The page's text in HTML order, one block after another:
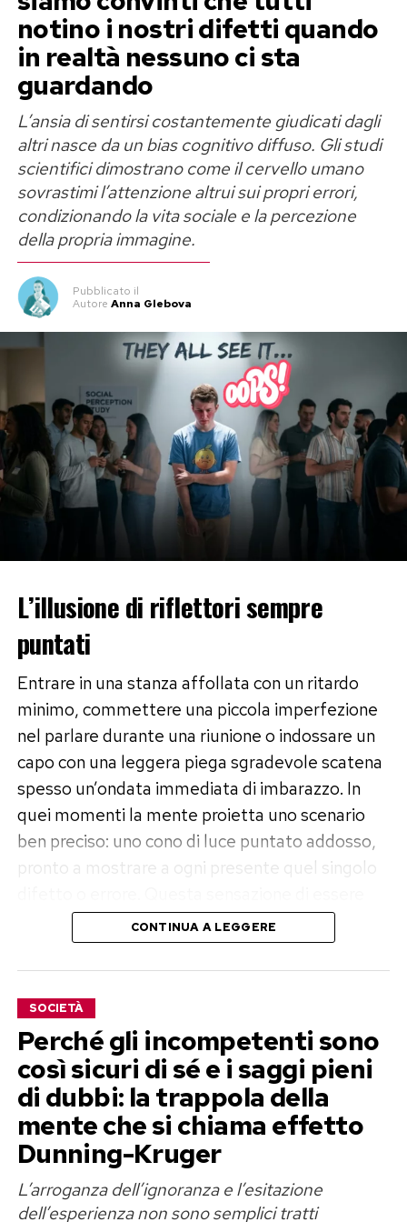
notino i nostri difetti quando
in realtà nessuno ci sta
guardando
L’ansia di sentirsi costantemente giudicati dagli
altri nasce da un bias cognitivo diffuso. Gli studi
scientifici dimostrano come il cervello umano
sovrastimi l’attenzione altrui sui propri errori,
condizionando la vita sociale e la percezione
della propria immagine.
Pubblicato il
Autore Anna Glebova
L’illusione di riflettori sempre
puntati
Entrare in una stanza affollata con un ritardo
minimo, commettere una piccola imperfezione
nel parlare durante una riunione o indossare un
capo con una leggera piega sgradevole scatena
spesso un’ondata immediata di imbarazzo. In
quei momenti la mente proietta uno scenario
ben preciso: uno cono di luce puntato addosso,
pronto a mostrare a ogni presente quel singolo
perennemente al centro dell’attenzione
pubblica rappresenta una delle distorsioni
cognitive più pervasive della psiche umana.
L’ansia sociale che ne deriva non è la
conseguenza di una reale severità del mondo
esterno, ma il risultato di un meccanismo
egocentrico del cervello che tende a prendere la
propria prospettiva interna e a proiettarla in
modo sproporzionato sulle menti delle persone
circostanti.
La dimostrazione scientifica di
CONTINUA A LEGGERE
SOCIETÀ
Perché gli incompetenti sono
così sicuri di sé e i saggi pieni
di dubbi: la trappola della
mente che si chiama effetto
Dunning-Kruger
L’arroganza dell’ignoranza e l’esitazione
dell’esperienza non sono semplici tratti